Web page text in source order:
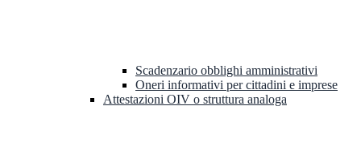
Scadenzario obblighi amministrativi
Oneri informativi per cittadini e imprese
Attestazioni OIV o struttura analoga